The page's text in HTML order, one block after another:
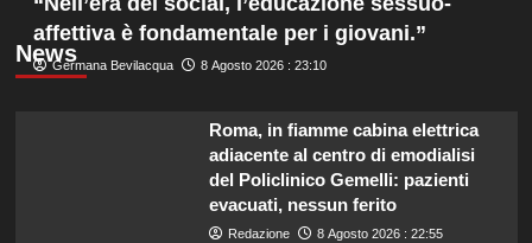
News
affettiva è fondamentale per i giovani.”
Germana Bevilacqua 8 Agosto 2026 : 23:10
Roma, in fiamme cabina elettrica
adiacente al centro di emodialisi
del Policlinico Gemelli: pazienti
evacuati, nessun ferito
Redazione 8 Agosto 2026 : 22:55